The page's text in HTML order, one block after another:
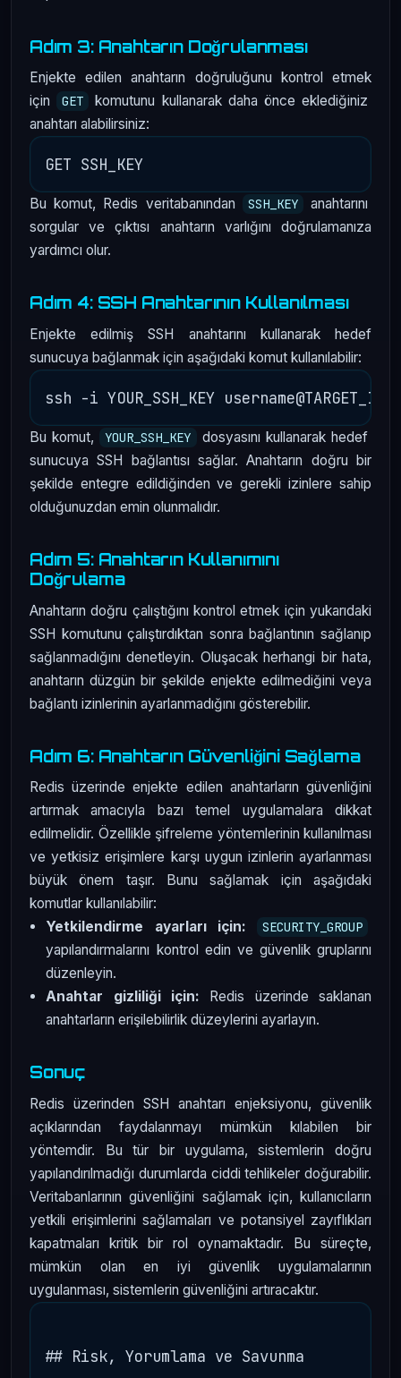
Adım 3: Anahtarın Doğrulanması
Enjekte edilen anahtarın doğruluğunu kontrol etmek
için
GET
komutunu kullanarak daha önce eklediğiniz
anahtarı alabilirsiniz:
Bu komut, Redis veritabanından SSH_KEY
anahtarını
sorgular ve çıktısı anahtarın varlığını doğrulamanıza
yardımcı olur.
Adım 4: SSH Anahtarının Kullanılması
Enjekte edilmiş SSH anahtarını kullanarak hedef
sunucuya bağlanmak için aşağıdaki komut kullanılabilir:
Bu komut, YOUR_SSH_KEY
dosyasını kullanarak hedef
sunucuya SSH bağlantısı sağlar. Anahtarın doğru bir
şekilde entegre edildiğinden ve gerekli izinlere sahip
olduğunuzdan emin olunmalıdır.
Adım 5: Anahtarın Kullanımını
Doğrulama
Anahtarın doğru çalıştığını kontrol etmek için yukarıdaki
SSH komutunu çalıştırdıktan sonra bağlantının sağlanıp
sağlanmadığını denetleyin. Oluşacak herhangi bir hata,
anahtarın düzgün bir şekilde enjekte edilmediğini veya
bağlantı izinlerinin ayarlanmadığını gösterebilir.
Adım 6: Anahtarın Güvenliğini Sağlama
Redis üzerinde enjekte edilen anahtarların güvenliğini
artırmak amacıyla bazı temel uygulamalara dikkat
edilmelidir. Özellikle şifreleme yöntemlerinin kullanılması
ve yetkisiz erişimlere karşı uygun izinlerin ayarlanması
büyük önem taşır. Bunu sağlamak için aşağıdaki
komutlar kullanılabilir:
Yetkilendirme ayarları için:
SECURITY_GROUP
yapılandırmalarını kontrol edin ve güvenlik gruplarını
düzenleyin.
Anahtar gizliliği için: Redis üzerinde saklanan
anahtarların erişilebilirlik düzeylerini ayarlayın.
Sonuç
Redis üzerinden SSH anahtarı enjeksiyonu, güvenlik
açıklarından faydalanmayı mümkün kılabilen bir
yöntemdir. Bu tür bir uygulama, sistemlerin doğru
yapılandırılmadığı durumlarda ciddi tehlikeler doğurabilir.
Veritabanlarının güvenliğini sağlamak için, kullanıcıların
yetkili erişimlerini sağlamaları ve potansiyel zayıflıkları
kapatmaları kritik bir rol oynamaktadır. Bu süreçte,
mümkün olan en iyi güvenlik uygulamalarının
uygulanması, sistemlerin güvenliğini artıracaktır.
## Risk, Yorumlama ve Savunma